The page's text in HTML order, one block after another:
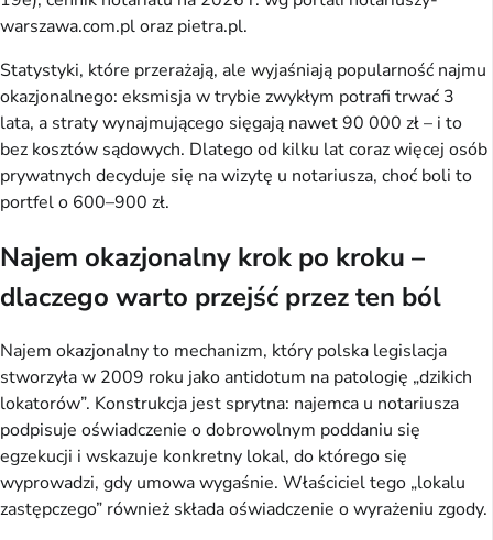
warszawa.com.pl oraz pietra.pl.
Statystyki, które przerażają, ale wyjaśniają popularność najmu
okazjonalnego: eksmisja w trybie zwykłym potrafi trwać 3
lata, a straty wynajmującego sięgają nawet 90 000 zł – i to
bez kosztów sądowych. Dlatego od kilku lat coraz więcej osób
prywatnych decyduje się na wizytę u notariusza, choć boli to
portfel o 600–900 zł.
Najem okazjonalny krok po kroku –
dlaczego warto przejść przez ten ból
Najem okazjonalny to mechanizm, który polska legislacja
stworzyła w 2009 roku jako antidotum na patologię „dzikich
lokatorów”. Konstrukcja jest sprytna: najemca u notariusza
podpisuje oświadczenie o dobrowolnym poddaniu się
egzekucji i wskazuje konkretny lokal, do którego się
wyprowadzi, gdy umowa wygaśnie. Właściciel tego „lokalu
zastępczego” również składa oświadczenie o wyrażeniu zgody.